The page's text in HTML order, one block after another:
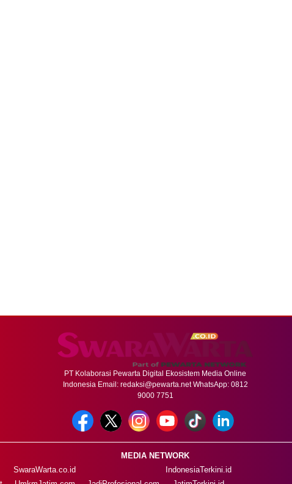
PT Kolaborasi Pewarta Digital Ekosistem Media Online
Indonesia Email: redaksi@pewarta.netWhatsApp: 0812
9000 7751
MEDIA NETWORK
SwaraWarta.co.id
IndonesiaTerkini.id